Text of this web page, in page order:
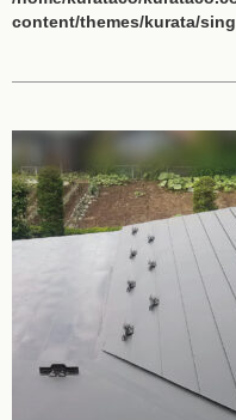
content/themes/kurata/